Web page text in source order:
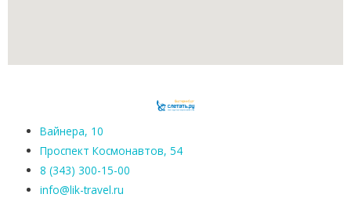
Вайнера, 10
Проспект Космонавтов, 54
8 (343) 300-15-00
info@lik-travel.ru